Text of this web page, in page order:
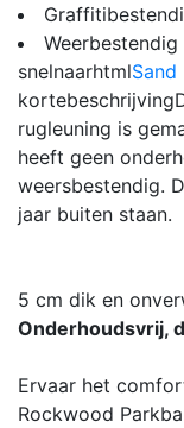
Weerbestendig
snelnaarhtmlSand
kortebeschrijving
rugleuning is
heeft geen
weersbestendig.
jaar buiten staan.
5 cm dik en
Onderhoudsvrij,
Ervaar het
Rockwood